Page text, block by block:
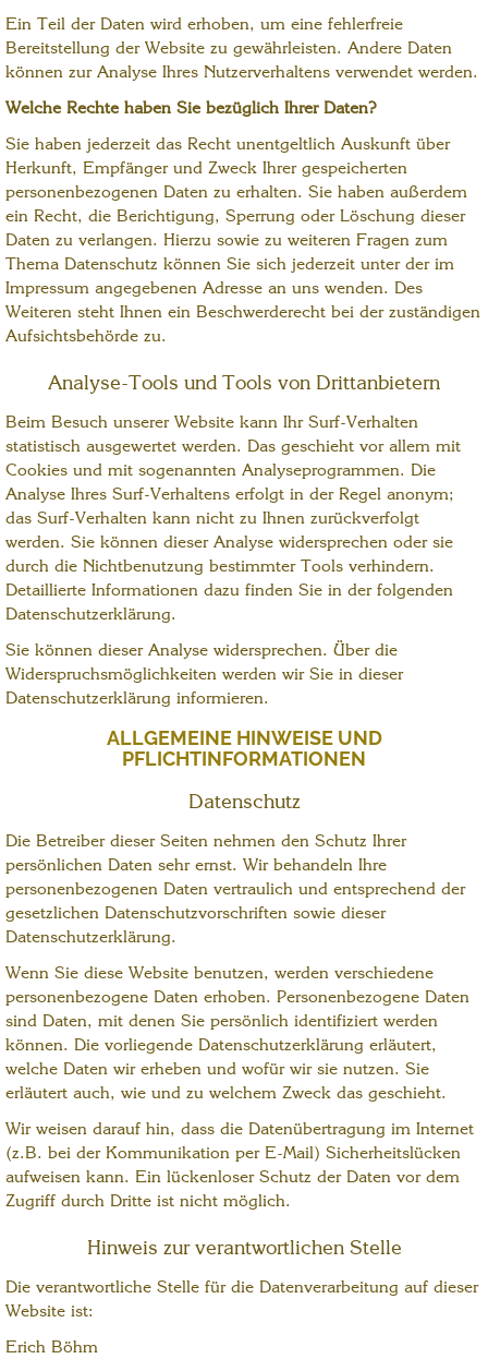
Ein Teil der Daten wird erhoben, um eine fehlerfreie
Bereitstellung der Website zu gewährleisten. Andere Daten
können zur Analyse Ihres Nutzerverhaltens verwendet werden.
Welche Rechte haben Sie bezüglich Ihrer Daten?
Sie haben jederzeit das Recht unentgeltlich Auskunft über
Herkunft, Empfänger und Zweck Ihrer gespeicherten
personenbezogenen Daten zu erhalten. Sie haben außerdem
ein Recht, die Berichtigung, Sperrung oder Löschung dieser
Daten zu verlangen. Hierzu sowie zu weiteren Fragen zum
Thema Datenschutz können Sie sich jederzeit unter der im
Impressum angegebenen Adresse an uns wenden. Des
Weiteren steht Ihnen ein Beschwerderecht bei der zuständigen
Aufsichtsbehörde zu.
Analyse-Tools und Tools von Drittanbietern
Beim Besuch unserer Website kann Ihr Surf-Verhalten
statistisch ausgewertet werden. Das geschieht vor allem mit
Cookies und mit sogenannten Analyseprogrammen. Die
Analyse Ihres Surf-Verhaltens erfolgt in der Regel anonym;
das Surf-Verhalten kann nicht zu Ihnen zurückverfolgt
werden. Sie können dieser Analyse widersprechen oder sie
durch die Nichtbenutzung bestimmter Tools verhindern.
Detaillierte Informationen dazu finden Sie in der folgenden
Datenschutzerklärung.
Sie können dieser Analyse widersprechen. Über die
Widerspruchsmöglichkeiten werden wir Sie in dieser
Datenschutzerklärung informieren.
ALLGEMEINE HINWEISE UND
PFLICHTINFORMATIONEN
Datenschutz
Die Betreiber dieser Seiten nehmen den Schutz Ihrer
persönlichen Daten sehr ernst. Wir behandeln Ihre
personenbezogenen Daten vertraulich und entsprechend der
gesetzlichen Datenschutzvorschriften sowie dieser
Datenschutzerklärung.
Wenn Sie diese Website benutzen, werden verschiedene
personenbezogene Daten erhoben. Personenbezogene Daten
sind Daten, mit denen Sie persönlich identifiziert werden
können. Die vorliegende Datenschutzerklärung erläutert,
welche Daten wir erheben und wofür wir sie nutzen. Sie
erläutert auch, wie und zu welchem Zweck das geschieht.
Wir weisen darauf hin, dass die Datenübertragung im Internet
(z.B. bei der Kommunikation per E-Mail) Sicherheitslücken
aufweisen kann. Ein lückenloser Schutz der Daten vor dem
Zugriff durch Dritte ist nicht möglich.
Hinweis zur verantwortlichen Stelle
Die verantwortliche Stelle für die Datenverarbeitung auf dieser
Website ist:
Erich Böhm